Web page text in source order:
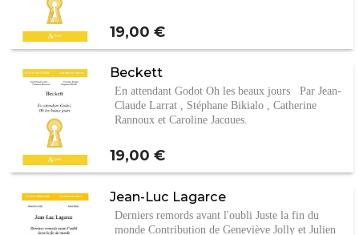
Prix
19,00 €
Beckett
En attendant Godot Oh les beaux jours Par Jean-
Claude Larrat , Stéphane Bikialo , Catherine
Rannoux et Caroline Jacques.
Prix
19,00 €
Jean-Luc Lagarce
Derniers remords avant l'oubli Juste la fin du
monde Contribution de Geneviève Jolly et Julien